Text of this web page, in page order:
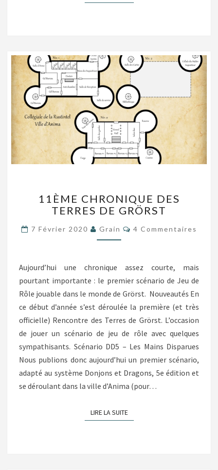
CHRONIQUE
DES
DE
GRÖRST
11ÈME CHRONIQUE DES
TERRES DE GRÖRST
7 Février 2020 Grain Commentaires
4 Commentaires
Aujourd’hui une chronique assez courte, mais
pourtant importante : le premier scénario de Jeu de
Rôle jouable dans le monde de Grörst. Nouveautés En
ce début d’année s’est déroulée la première (et très
officielle) Rencontre des Terres de Grörst. L’occasion
de jouer un scénario de jeu de rôle avec quelques
sympathisants. Scénario DD5 – Les Mains Disparues
Nous publions donc aujourd’hui un premier scénario,
adapté au système Donjons et Dragons, 5e édition et
se déroulant dans la ville d’Anima (pour…
LIRE LA SUITELIRE LA SUITE